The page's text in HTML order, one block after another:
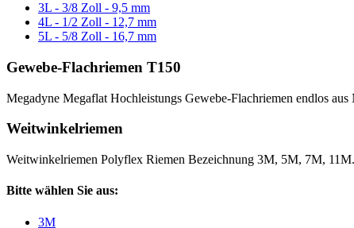
3L - 3/8 Zoll - 9,5 mm
4L - 1/2 Zoll - 12,7 mm
5L - 5/8 Zoll - 16,7 mm
Gewebe-Flachriemen T150
Megadyne Megaflat Hochleistungs Gewebe-Flachriemen endlos aus
Weitwinkelriemen
Weitwinkelriemen Polyflex Riemen Bezeichnung 3M, 5M, 7M,
Bitte wählen Sie aus:
3M